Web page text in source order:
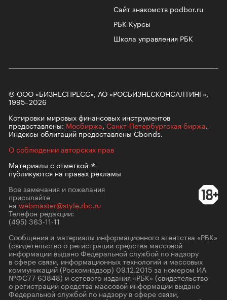
Сайт знакомств podbor.ru
РБК Курсы
Школа управления РБК
© ООО «БИЗНЕСПРЕСС», АО «РОСБИЗНЕСКОНСАЛТИНГ»,
1995–2026
Котировки мировых финансовых инструментов
предоставлены: Мосбиржа, Санкт-Петербургская биржа.
Индексы облигаций предоставлены Cbonds.
О соблюдении авторских прав
Материалы сотметкой
публикуются на правах рекламы
Все замечания и пожелания
присылайте
на webmaster@style.rbc.ru
Телефон редакции:
(495) 363-11-11
Сообщения и материалы информационного агентства «РБК»
(свидетельство о регистрации средства массовой
информации выдано Федеральной службой по надзору
в сфере связи, информационных технологий и массовых
коммуникаций (Роскомнадзор) 09.12.2015 за номером ИА
№ФС77-63848) и сетевого издания «РБК» (свидетельство
о регистрации средства массовой информации выдано
Федеральной службой по надзору в сфере связи,